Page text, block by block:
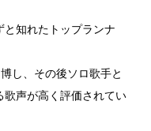
知れたトップランナ
し、その後ソロ歌手と
歌声が高く評価されてい